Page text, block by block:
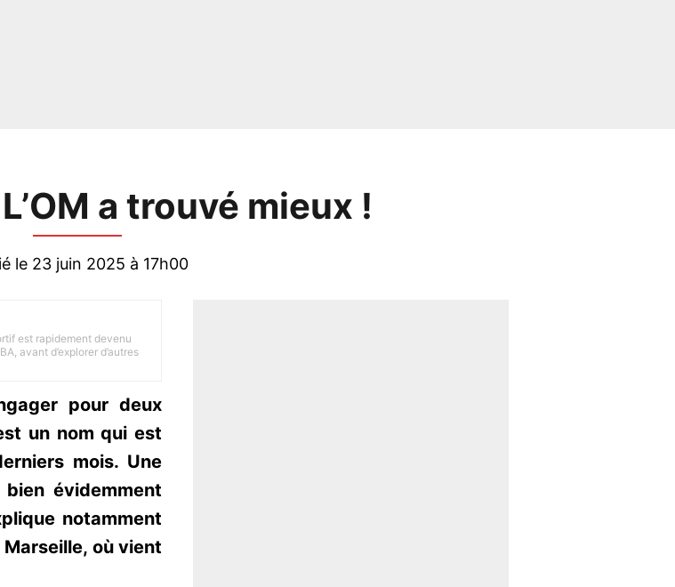
a trouvé mieux !
le 23 juin 2025 à 17h00
est rapidement devenu
avant d’explorer d’autres
pour deux
un nom qui est
mois. Une
évidemment
notamment
où vient